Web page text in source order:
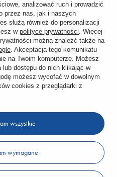
ceny brutto (z VAT).
analizować ruch i prowadzić
przez nas, jak i naszych
służą również do personalizacji
w polityce prywatności. Więcej
można znaleźć także na
. Akceptacja tego komunikatu
na Twoim komputerze. Możesz
lub dostępu do nich klikając w
możesz wycofać w dowolnym
cookies z przeglądarki z
wymagane
wszystkie